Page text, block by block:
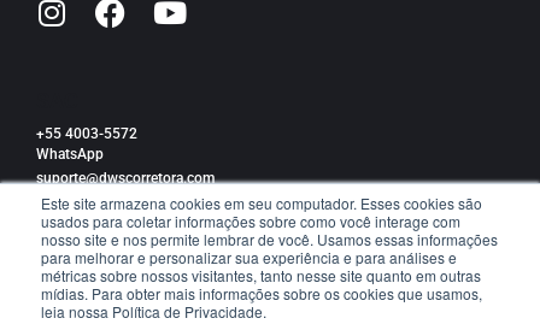
Este site armazena cookies em seu computador. Esses cookies são
usados para coletar informações sobre como você interage com
nosso site e nos permite lembrar de você. Usamos essas informações
para melhorar e personalizar sua experiência e para análises e
métricas sobre nossos visitantes, tanto nesse site quanto em outras
mídias. Para obter mais informações sobre os cookies que usamos,
leia nossa Política de Privacidade.
+55 4003-5572
WhatsApp
suporte@dwscorretora.com
Política de privacidade
TRABALHE CONOSCO